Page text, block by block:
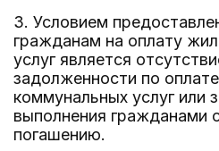
3. Условием
гражданам на оплату
услуг является
задолженности по
коммунальных услуг или
выполнения гражданами
погашению.